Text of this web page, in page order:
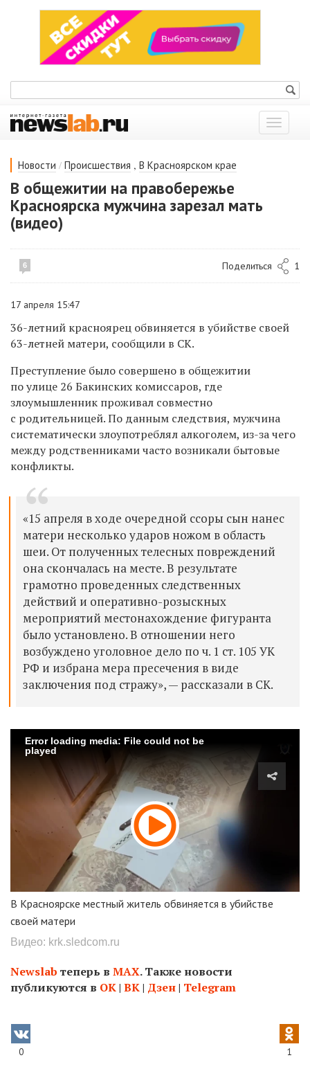
Показать
меню
Новости / Происшествия , В Красноярском крае
В общежитии на правобережье
Красноярска мужчина зарезал мать
(видео)
6 Поделиться 1
17 апреля 15:47
36-летний красноярец обвиняется в убийстве своей
63-летней матери, сообщили в СК.
Преступление было совершено в общежитии
по улице 26 Бакинских комиссаров, где
злоумышленник проживал совместно
с родительницей. По данным следствия, мужчина
систематически злоупотреблял алкоголем, из-за чего
между родственниками часто возникали бытовые
конфликты.
«15 апреля в ходе очередной ссоры сын нанес
матери несколько ударов ножом в область
шеи. От полученных телесных повреждений
она скончалась на месте. В результате
грамотно проведенных следственных
действий и оперативно-розыскных
мероприятий местонахождение фигуранта
было установлено. В отношении него
возбуждено уголовное дело по ч. 1 ст. 105 УК
РФ и избрана мера пресечения в виде
заключения под стражу», — рассказали в СК.
Error loading media: File could not be
played
В Красноярске местный житель обвиняется в убийстве
своей матери
Видео: krk.sledcom.ru
Newslab теперь в МАХ. Также новости
публикуются в ОК| ВК| Дзен| Telegram
0 1